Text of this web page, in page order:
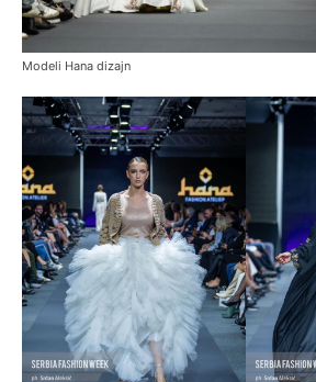
Modeli Hana dizajn